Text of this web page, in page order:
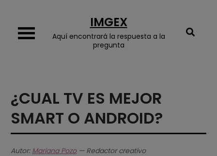
content
IMGEX
Aquí encontrará la respuesta a la
pregunta
¿CUAL TV ES MEJOR
SMART O ANDROID?
Autor: Mariana Pozo— Redactor creativo